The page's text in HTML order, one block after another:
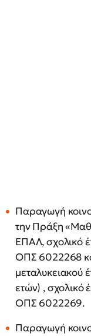
Παραγωγή
την Πράξη
ΕΠΑΛ, σχολικό
ΟΠΣ 6022268
μεταλυκειακού
ετών) , σχολικό
ΟΠΣ 6022269.
Παραγωγή